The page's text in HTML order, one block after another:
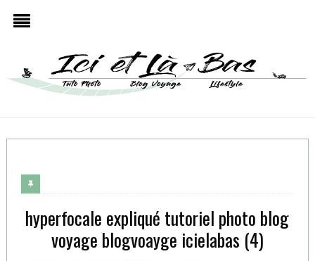
hyperfocale expliqué tutoriel photo blog
voyage blogvoayge icielabas (4)